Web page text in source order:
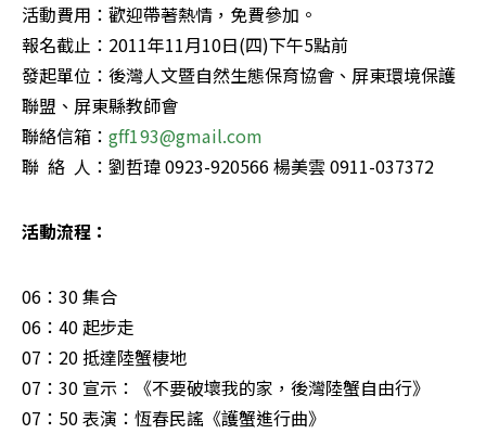
活動費用：歡迎帶著熱情，免費參加。
報名截止：2011年11月10日(四)下午5點前
發起單位：後灣人文暨自然生態保育協會、屏東環境保護
聯盟、屏東縣教師會
聯絡信箱： gff193@gmail.com
聯  絡  人：劉哲瑋 0923-920566 楊美雲 0911-037372
活動流程：
06：30 集合
06：40 起步走
07：20 抵達陸蟹棲地
07：30 宣示：《不要破壞我的家，後灣陸蟹自由行》
07：50 表演：恆春民謠《護蟹進行曲》